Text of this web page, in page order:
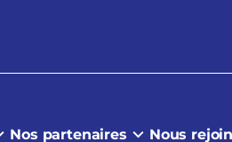
Nos partenaires Nous